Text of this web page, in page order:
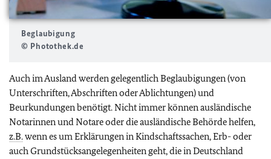
Beglaubigung
© Photothek.de
Auch im Ausland werden gelegentlich Beglaubigungen (von
Unterschriften, Abschriften oder Ablichtungen) und
Beurkundungen benötigt. Nicht immer können ausländische
Notarinnen und Notare oder die ausländische Behörde helfen,
z.B.wenn es um Erklärungen in Kindschaftssachen, Erb- oder
auch Grundstücksangelegenheiten geht, die in Deutschland